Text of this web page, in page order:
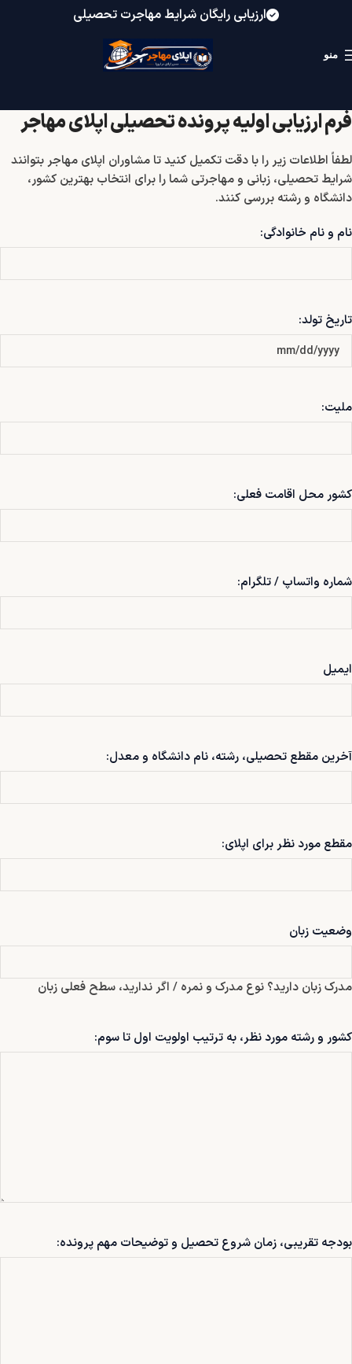
ارزیابی رایگان شرایط مهاجرت تحصیلی
منو
فرم ارزیابی اولیه پرونده تحصیلی اپلای مهاجر
لطفاً اطلاعات زیر را با دقت تکمیل کنید تا مشاوران اپلای مهاجر بتوانند
شرایط تحصیلی، زبانی و مهاجرتی شما را برای انتخاب بهترین کشور،
دانشگاه و رشته بررسی کنند.
نام و نام خانوادگی:
تاریخ تولد:
ملیت:
کشور محل اقامت فعلی:
شماره واتساپ / تلگرام:
ایمیل
آخرین مقطع تحصیلی، رشته، نام دانشگاه و معدل:
مقطع مورد نظر برای اپلای:
وضعیت زبان
مدرک زبان دارید؟ نوع مدرک و نمره / اگر ندارید، سطح فعلی زبان
کشور و رشته مورد نظر، به ترتیب اولویت اول تا سوم:
بودجه تقریبی، زمان شروع تحصیل و توضیحات مهم پرونده: